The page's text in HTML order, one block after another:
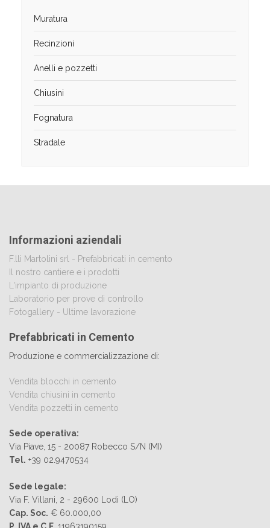
Muratura
Recinzioni
Anelli e pozzetti
Chiusini
Fognatura
Stradale
Informazioni aziendali
F.lli Martolini srl - Prefabbricati in cemento
Il nostro cantiere e i prodotti
L'impianto di produzione
Laboratorio per prove di controllo
Fotogallery - Ultime lavorazione
Prefabbricati in Cemento
Produzione e commercializzazione di:
Vendita blocchi in cemento
Vendita chiusini in cemento
Vendita pozzetti in cemento
Sede operativa:
Via Piave, 15 - 20087 Robecco S/N (MI)
Tel. +39 02.9470534
Sede legale:
Via F. Villani, 2 - 29600 Lodi (LO)
Cap. Soc. € 60.000,00